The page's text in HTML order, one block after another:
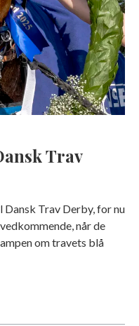
Trav
Trav Derby, for nu
når de
om travets blå